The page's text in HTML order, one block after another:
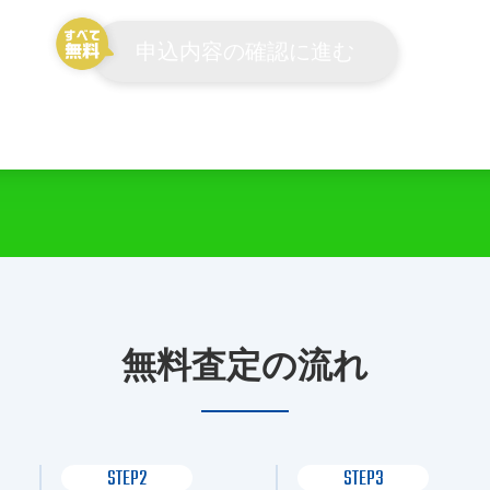
無料査定の流れ
STEP2 STEP3